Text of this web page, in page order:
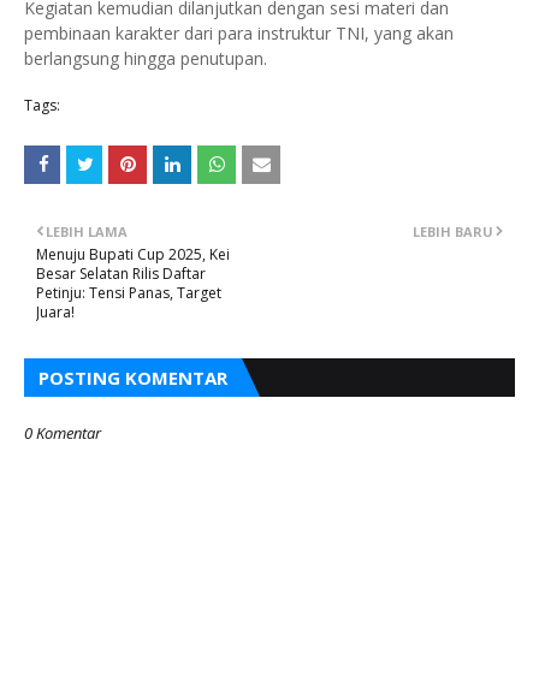
Kegiatan kemudian dilanjutkan dengan sesi materi dan
pembinaan karakter dari para instruktur TNI, yang akan
berlangsung hingga penutupan.
Tags:
LEBIH BARU
LEBIH LAMA
Menuju Bupati Cup 2025, Kei
Besar Selatan Rilis Daftar
Petinju: Tensi Panas, Target
Juara!
POSTING KOMENTAR
0 Komentar